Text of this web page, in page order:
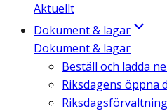
Aktuellt
Dokument & lagar
Dokument & lagar
Beställ och ladda
Riksdagens öppna